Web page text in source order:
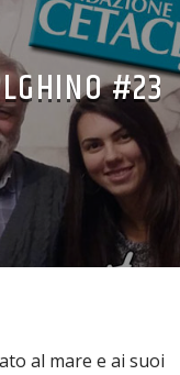
#23
al mare e ai suoi